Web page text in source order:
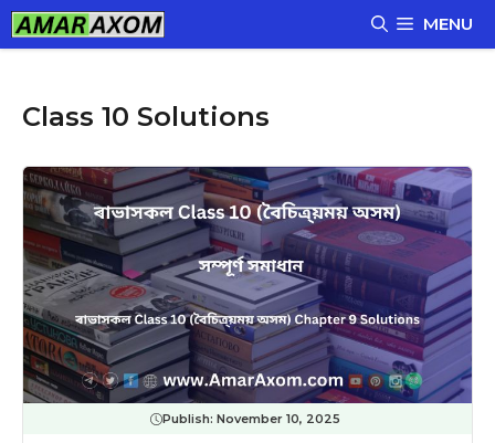
Skip
to
MENU
Class 10 Solutions
Publish: November 10, 2025